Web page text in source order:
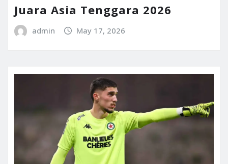
Juara Asia Tenggara 2026
admin May 17, 2026